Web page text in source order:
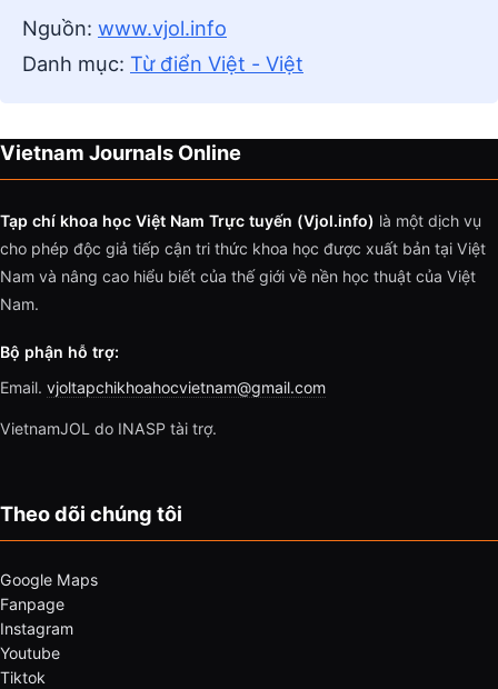
Nguồn: www.vjol.info
Danh mục: Từ điển Việt - Việt
Vietnam Journals Online
Tạp chí khoa học Việt Nam Trực tuyến (Vjol.info) là một dịch vụ
cho phép độc giả tiếp cận tri thức khoa học được xuất bản tại Việt
Nam và nâng cao hiểu biết của thế giới về nền học thuật của Việt
Nam.
Bộ phận hỗ trợ:
Email. vjoltapchikhoahocvietnam@gmail.com
VietnamJOL do INASP tài trợ.
Theo dõi chúng tôi
Google Maps
Fanpage
Instagram
Youtube
Tiktok